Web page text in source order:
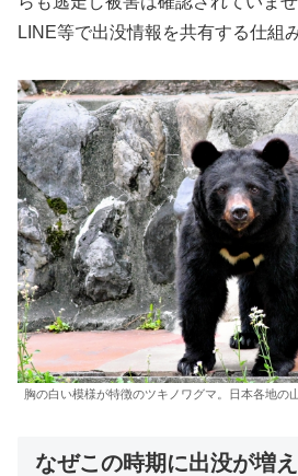
LINE等で出没情報を共有する仕組
胸の白い模様が特徴のツキノワグマ。日本各地の
なぜこの時期に出没が増